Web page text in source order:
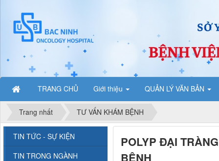
TRANG CHỦ Giới thiệu QUẢN LÝ VĂN BẢN
Trang nhất TƯ VẤN KHÁM BỆNH
POLYP ĐẠI
BỆNH
TIN TỨC - SỰ KIỆN
TIN TRONG NGÀNH